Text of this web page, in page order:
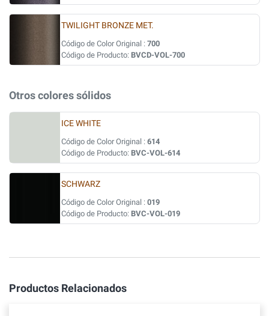
TWILIGHT BRONZE MET.
Código de Color Original : 700
Código de Producto: BVCD-VOL-700
Otros colores sólidos
ICE WHITE
Código de Color Original : 614
Código de Producto: BVC-VOL-614
SCHWARZ
Código de Color Original : 019
Código de Producto: BVC-VOL-019
Productos Relacionados